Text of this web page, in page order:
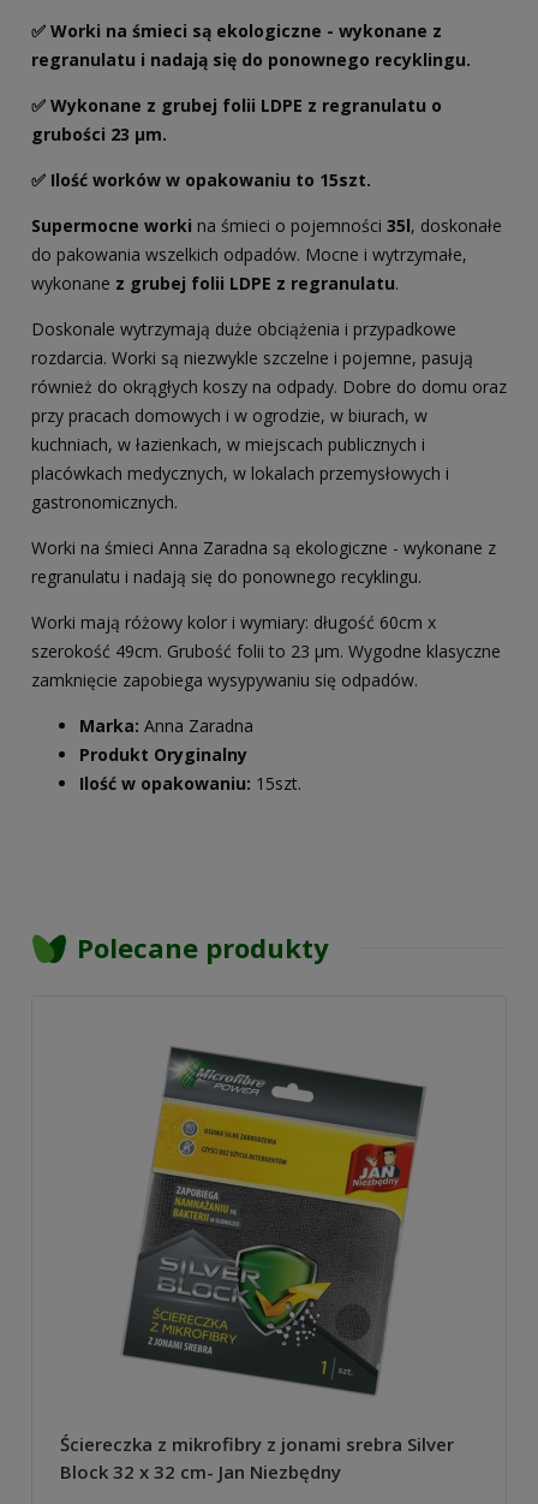
✅ Worki na śmieci są ekologiczne - wykonane z
regranulatu i nadają się do ponownego recyklingu.
✅ Wykonane z grubej folii LDPE z regranulatu o
grubości 23 µm.
✅ Ilość worków w opakowaniu to 15szt.
Supermocne worki na śmieci o pojemności 35l, doskonałe
do pakowania wszelkich odpadów. Mocne i wytrzymałe,
wykonane z grubej folii LDPE z regranulatu.
Doskonale wytrzymają duże obciążenia i przypadkowe
rozdarcia. Worki są niezwykle szczelne i pojemne, pasują
również do okrągłych koszy na odpady. Dobre do domu oraz
przy pracach domowych i w ogrodzie, w biurach, w
kuchniach, w łazienkach, w miejscach publicznych i
placówkach medycznych, w lokalach przemysłowych i
gastronomicznych.
Worki na śmieci Anna Zaradna są ekologiczne - wykonane z
regranulatu i nadają się do ponownego recyklingu.
Worki mają różowy kolor i wymiary: długość 60cm x
szerokość 49cm. Grubość folii to 23 µm. Wygodne klasyczne
zamknięcie zapobiega wysypywaniu się odpadów.
Marka: Anna Zaradna
Produkt Oryginalny
Ilość w opakowaniu: 15szt.
Polecane produkty
Ściereczka z mikrofibry z jonami srebra Silver
Block 32 x 32 cm- Jan Niezbędny